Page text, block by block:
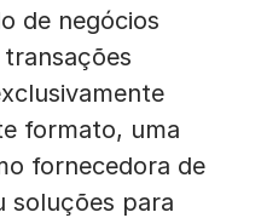
de negócios
formato, uma
fornecedora de
soluções para